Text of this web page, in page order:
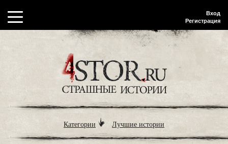
Вход
Регистрация
Категории Лучшие истории